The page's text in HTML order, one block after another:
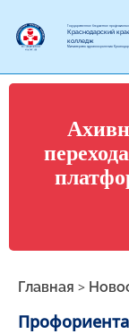
Государственное бюджетное
Краснодарский
колледж
Министерства здравоохранения
Главная >